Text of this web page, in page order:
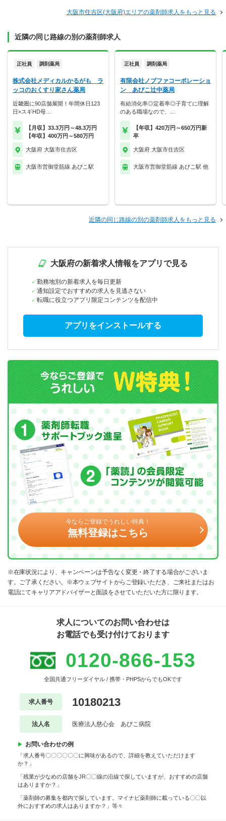
大阪市住吉区(大阪府)エリアの薬剤師求人をもっと見る
近隣の同じ路線の別の薬剤師求人
正社員 調剤薬局
株式会社メディカルかるがも ラ
ッコのおくすり家さん薬局
近畿圏に90店舗展開！年間休日123
日×スギHD母…
【月収】33.3万円～48.3万円
【年収】400万円～580万円
大阪府 大阪市住吉区
大阪市営御堂筋線 あびこ駅
正社員 調剤薬局
有限会社ノブファコーポレーショ
ン あびこ辻中薬局
有給消化率◎定着率◎子育てに理解
のある職場なので、…
【年収】420万円～650万円新
卒
大阪府 大阪市住吉区
大阪市営御堂筋線 あびこ駅 他
近隣の同じ路線の別の薬剤師求人をもっと見る
大阪府の新着求人情報をアプリで見る
勤務地別の新着求人を毎日更新
通知設定でおすすめの求人を見逃さない
転職に役立つアプリ限定コンテンツを配信中
アプリをインストールする
今ならご登録でうれしい特典！
無料登録はこちら
※在庫状況により、キャンペーンは予告なく変更・終了する場合がございま
す。ご了承ください。※本ウェブサイトからご登録いただき、ご来社またはお
電話にてキャリアアドバイザーと面談をさせていただいた方に限ります。
求人についてのお問い合わせは
お電話でも受け付けております
0120-866-153
全国共通フリーダイヤル / 携帯・PHPSからでもOKです
求人番号 10180213
法人名 医療法人慈心会 あびこ病院
お問い合わせの例
「求人番号〇〇〇〇〇〇に興味があるので、詳細を教えていただけます
か？」
「残業が少なめの店舗をJR〇〇線の沿線で探していますが、おすすめの店舗
はありますか？」
「薬剤師の募集を都内で探しています。マイナビ薬剤師に載っている〇〇以
外におすすめの求人はありますか？」等々